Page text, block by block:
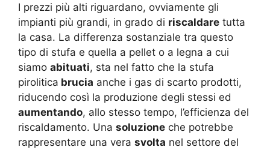
I prezzi più alti riguardano, ovviamente gli
impianti più grandi, in grado di riscaldare tutta
la casa. La differenza sostanziale tra questo
tipo di stufa e quella a pellet o a legna a cui
siamo abituati, sta nel fatto che la stufa
pirolitica brucia anche i gas di scarto prodotti,
riducendo così la produzione degli stessi ed
aumentando, allo stesso tempo, l’efficienza del
riscaldamento. Una soluzione che potrebbe
rappresentare una vera svolta nel settore del